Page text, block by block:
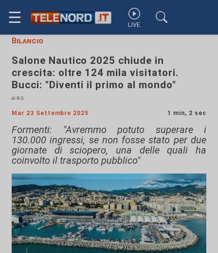
☰ LIVE
Bilancio
Salone Nautico 2025 chiude in
crescita: oltre 124 mila visitatori.
Bucci: "Diventi il primo al mondo"
di R.S.
Mar 23 Settembre 2025 1 min, 2 sec
Formenti: "Avremmo potuto superare i
130.000 ingressi, se non fosse stato per due
giornate di sciopero, una delle quali ha
coinvolto il trasporto pubblico"